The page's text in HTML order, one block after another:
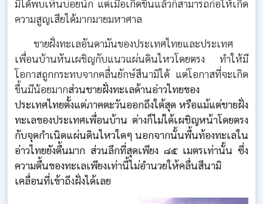
มิได้พบเห็นบ่อยนัก แต่เมื่อเกิดขึ้นแล้วก็สามารถก่อให้เกิด
ความสูญเสียได้มากมายมหาศาล
ชายฝั่งทะเลอันดามันของประเทศไทยและประเทศ
เพื่อนบ้านหันเผชิญกับแนวแผ่นดินไหวโดยตรง ทำให้มี
โอกาสถูกกระทบจากคลื่นยักษ์สึนามิได้ แต่โอกาสที่จะเกิด
ขึ้นมีน้อยมากส่วนชายฝั่งทะเลด้านอ่าวไทยของ
ประเทศไทยตั้งแต่ภาคตะวันออกถึงใต้สุด หรือแม้แต่ชายฝั่ง
ทะเลของประเทศเพื่อนบ้าน ต่างก็ไม่ได้เผชิญหน้าโดยตรง
กับจุดกำเนิดแผ่นดินไหวใดๆ นอกจากนั้นพื้นท้องทะเลใน
อ่าวไทยยังตื้นมาก ส่วนลึกที่สุดเพียง ๘๕ เมตรเท่านั้น ซึ่ง
ความตื้นของทะเลเพียงเท่านี้ไม่อำนวยให้คลื่นสึนามิ
เคลื่อนที่เข้าถึงฝั่งได้เลย